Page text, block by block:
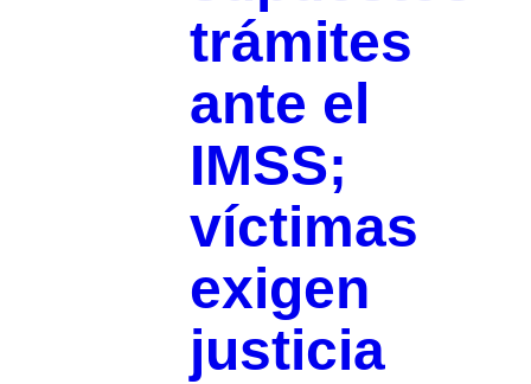
trámites
ante el
IMSS;
víctimas
exigen
justicia